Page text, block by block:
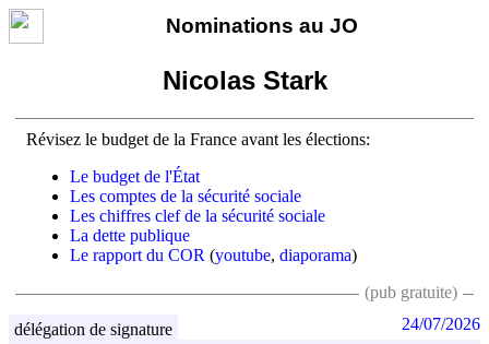
Nominations au JO
Nicolas Stark
Révisez le budget de la France avant les élections:
Le budget de l'État
Les comptes de la sécurité sociale
Les chiffres clef de la sécurité sociale
La dette publique
Le rapport du COR (youtube, diaporama)
(pub gratuite)
délégation de signature 24/07/2026